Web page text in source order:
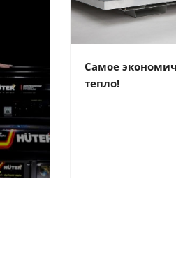
Самое
тепло!